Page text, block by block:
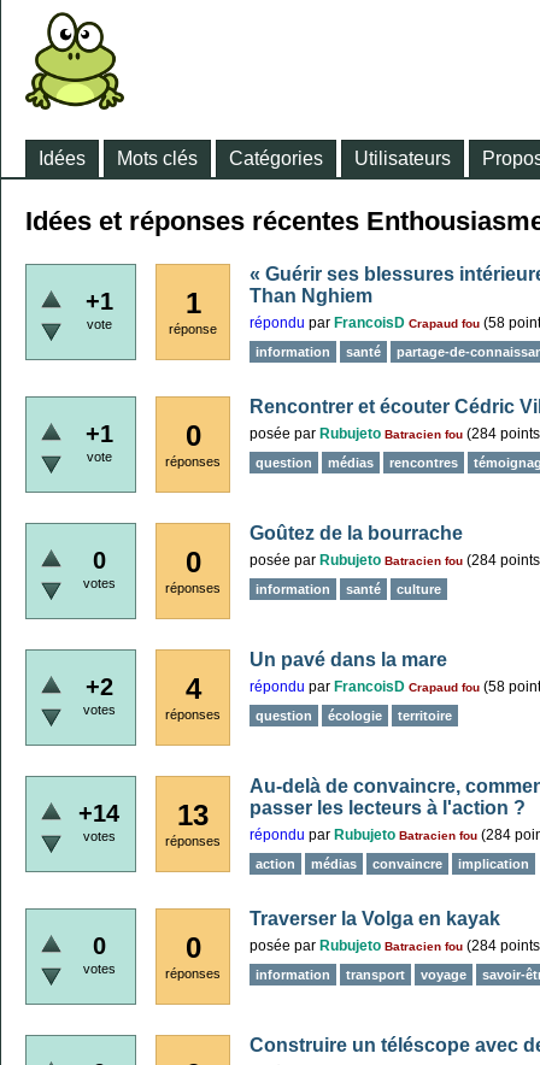
Idées Mots clés Catégories Utilisateurs
Idées et réponses récentes
+1
vote
1
réponse
« Guérir ses blessures
Than Nghiem
répondu par FrancoisD Crapaud fou (58
information santé partage-de-
+1
vote
0
réponses
Rencontrer et écouter Cédric
posée par Rubujeto Batracien fou (284
question médias rencontres
0
votes
0
réponses
Goûtez de la bourrache
posée par Rubujeto Batracien fou (284
information santé culture
+2
votes
4
réponses
Un pavé dans la mare
répondu par FrancoisD Crapaud fou (58
question écologie territoire
+14
votes
13
réponses
Au-delà de convaincre,
passer les lecteurs à l'action ?
répondu par Rubujeto Batracien fou (284
action médias convaincre implication
0
votes
0
réponses
Traverser la Volga en kayak
posée par Rubujeto Batracien fou (284
information transport voyage savoir-
Construire un téléscope avec